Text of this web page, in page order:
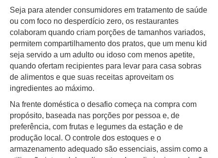
Seja para atender consumidores em tratamento de saúde
ou com foco no desperdício zero, os restaurantes
colaboram quando criam porções de tamanhos variados,
permitem compartilhamento dos pratos, que um menu kid
seja servido a um adulto ou idoso com menos apetite,
quando ofertam recipientes para levar para casa sobras
de alimentos e que suas receitas aproveitam os
ingredientes ao máximo.
Na frente doméstica o desafio começa na compra com
propósito, baseada nas porções por pessoa e, de
preferência, com frutas e legumes da estação e de
produção local. O controle dos estoques e o
armazenamento adequado são essenciais, assim como a